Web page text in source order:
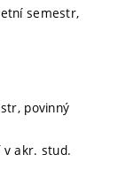
semestr,
povinný
v akr. stud.